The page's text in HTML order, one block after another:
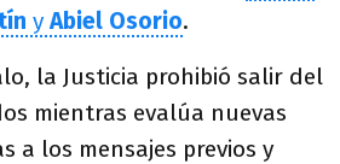
yAbiel Osorio.
la Justicia prohibió salir del
mientras evalúa nuevas
a los mensajes previos y